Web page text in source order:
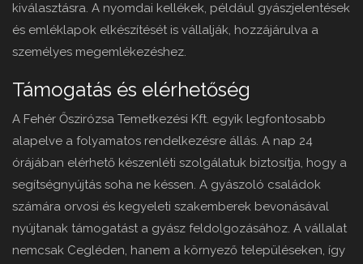
kiválasztásra. A nyomdai kellékek, például gyászjelentések
és emléklapok elkészítését is vállalják, hozzájárulva a
személyes megemlékezéshez.
Támogatás és elérhetőség
A Fehér Őszirózsa Temetkezési Kft. egyik legfontosabb
alapelve a folyamatos rendelkezésre állás. A nap 24
órájában elérhető készenléti szolgálatuk biztosítja, hogy a
segítségnyújtás soha ne késsen. A gyászoló családok
számára orvosi és kegyeleti szakemberek bevonásával
nyújtanak támogatást a gyász feldolgozásához. A vállalat
nemcsak Cegléden, hanem a környező településeken, így